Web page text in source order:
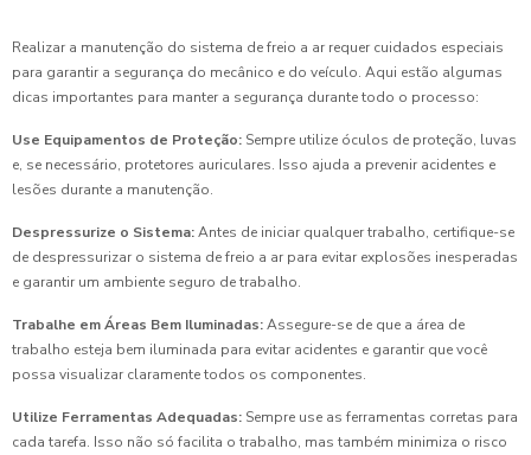
Realizar a manutenção do sistema de freio a ar requer cuidados especiais
para garantir a segurança do mecânico e do veículo. Aqui estão algumas
dicas importantes para manter a segurança durante todo o processo:
Use Equipamentos de Proteção: Sempre utilize óculos de proteção, luvas
e, se necessário, protetores auriculares. Isso ajuda a prevenir acidentes e
lesões durante a manutenção.
Despressurize o Sistema:Antes de iniciar qualquer trabalho, certifique-se
de despressurizar o sistema de freio a ar para evitar explosões inesperadas
e garantir um ambiente seguro de trabalho.
Trabalhe em Áreas Bem Iluminadas:Assegure-se de que a área de
trabalho esteja bem iluminada para evitar acidentes e garantir que você
possa visualizar claramente todos os componentes.
Utilize Ferramentas Adequadas: Sempre use as ferramentas corretas para
cada tarefa. Isso não só facilita o trabalho, mas também minimiza o risco